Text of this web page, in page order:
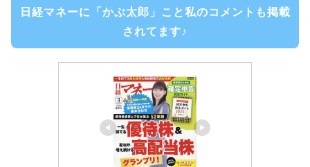
日経マネーに「かぶ太郎」こと私のコメントも掲載
されてます♪